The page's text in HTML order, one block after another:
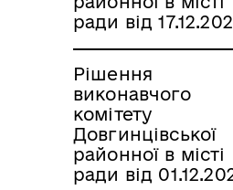
ради від
Рішення
виконавчого
комітету
Довгинцівської
районної в місті
ради від